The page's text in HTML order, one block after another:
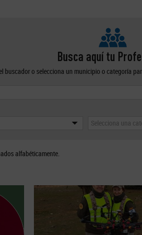
Busca aquí tu
buscador o selecciona un municipio o categoría
Selecciona una
alfabéticamente.